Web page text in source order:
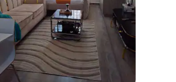
de 5 sur 5, 7 commentaires